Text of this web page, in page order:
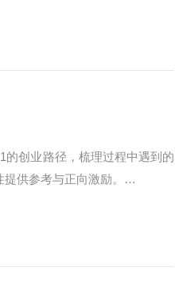
的创业路径，梳理过程中遇到的
提供参考与正向激励。…